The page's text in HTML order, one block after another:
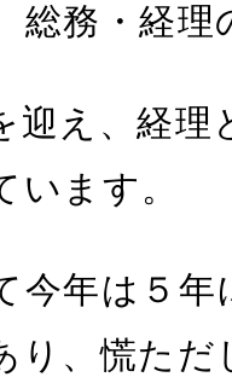
総務・経理
迎え、経
います。
今年は５年
り、慌ただ